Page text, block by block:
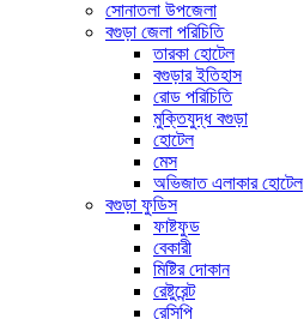
সোনাতলা উপজেলা
বগুড়া জেলা পরিচিতি
তারকা হোটেল
বগুড়ার ইতিহাস
রোড পরিচিতি
মুক্তিযুদ্ধ বগুড়া
হোটেল
মেস
অভিজাত এলাকার হোটেল
বগুড়া ফুডিস
ফাষ্টফুড
বেকারী
মিষ্টির দোকান
রেষ্টুরেন্ট
রেসিপি